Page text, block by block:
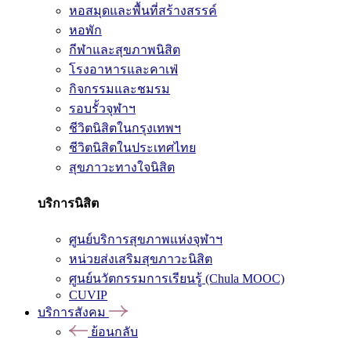
หอสมุดและพื้นที่สร้างสรรค์
หอพัก
กีฬาและสุขภาพนิสิต
โรงอาหารและคาเฟ่
กิจกรรมและชมรม
รอบรั้วจุฬาฯ
ชีวิตนิสิตในกรุงเทพฯ
ชีวิตนิสิตในประเทศไทย
สุขภาวะทางใจนิสิต
บริการนิสิต
ศูนย์บริการสุขภาพแห่งจุฬาฯ
หน่วยส่งเสริมสุขภาวะนิสิต
ศูนย์นวัตกรรมการเรียนรู้ (Chula MOOC)
CUVIP
บริการสังคม
ย้อนกลับ